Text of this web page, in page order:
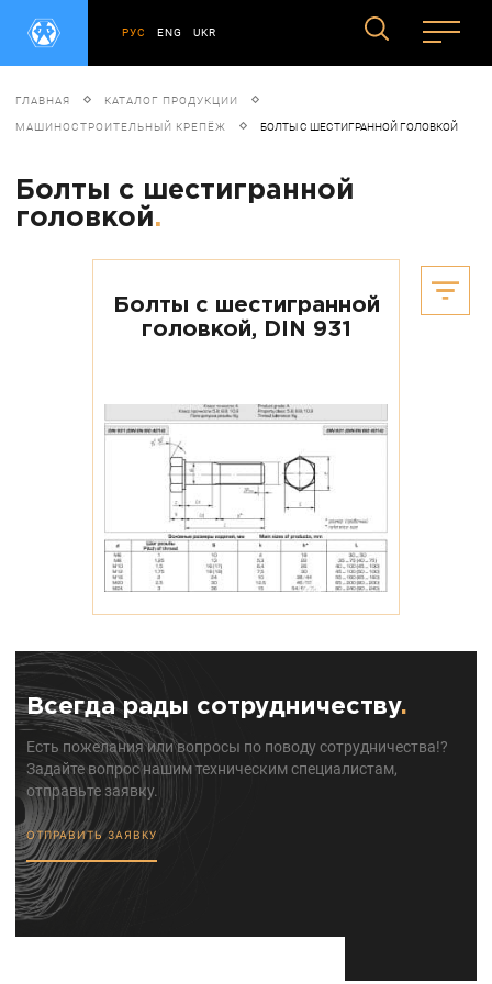
РУС ENG UKR
ГЛАВНАЯ КАТАЛОГ ПРОДУКЦИИ
МАШИНОСТРОИТЕЛЬНЫЙ КРЕПЁЖ БОЛТЫ С ШЕСТИГРАННОЙ ГОЛОВКОЙ
Болты с шестигранной
головкой.
Болты с шестигранной
головкой, DIN 931
Всегда рады сотрудничеству.
Есть пожелания или вопросы по поводу сотрудничества!?
Задайте вопрос нашим техническим специалистам,
отправьте заявку.
ОТПРАВИТЬ ЗАЯВКУ